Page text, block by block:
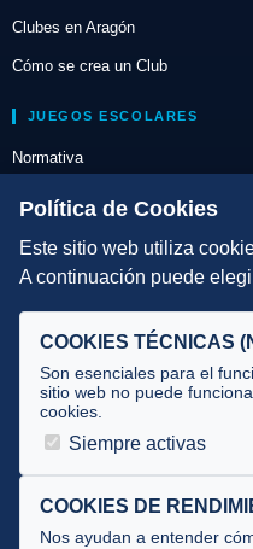
Clubes en Aragón
Cómo se crea un Club
JUEGOS ESCOLARES
Normativa
Escuelas de Triatlón
DIRECCIÓN TÉCNICA
Selecciones
Tecnificación
JUECES Y OFICIALES
Documentos
Cursos
Política de Cookies
Este sitio web utiliza
A continuación puede
COOKIES TÉCNICAS
Son esenciales para el
sitio web no puede
cookies.
Siempre activas
COOKIES DE
Nos ayudan a entender